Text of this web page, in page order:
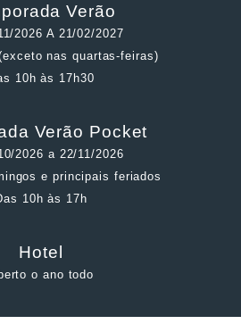
Verão
2026 A 21/02/2027
nas quartas-feiras)
10h às 17h30
Verão Pocket
2026 a 22/11/2026
e principais feriados
10h às 17h
Hotel
o ano todo